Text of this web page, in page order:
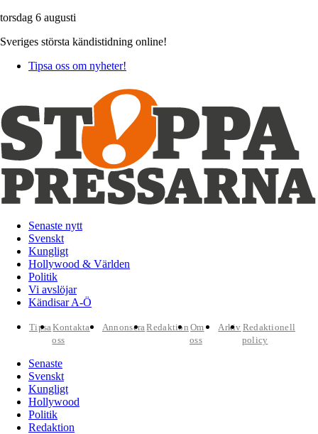
torsdag 6 augusti
Sveriges största kändistidning online!
Tipsa oss om nyheter!
Senaste nytt
Svenskt
Kungligt
Hollywood & Världen
Politik
Vi avslöjar
Kändisar A-Ö
TipsaKontakta
oss
AnnonseraRedaktion Om
oss
Arkiv Redaktionell
policy
Senaste
Svenskt
Kungligt
Hollywood
Politik
Redaktion